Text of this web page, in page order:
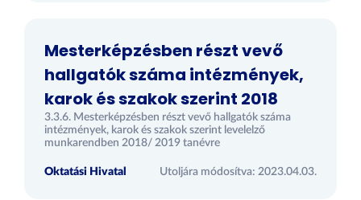
Mesterképzésben részt vevő
hallgatók száma intézmények,
karok és szakok szerint 2018
3.3.6. Mesterképzésben részt vevő hallgatók száma
intézmények, karok és szakok szerint levelelző
munkarendben 2018/ 2019 tanévre
Oktatási Hivatal Utoljára módosítva: 2023.04.03.